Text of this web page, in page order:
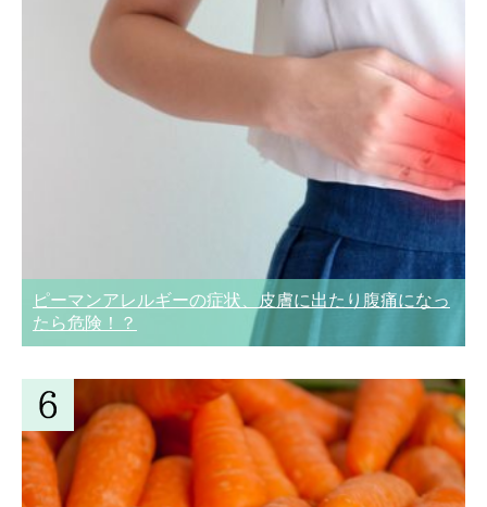
ピーマンアレルギーの症状、皮膚に出たり腹痛になっ
たら危険！？